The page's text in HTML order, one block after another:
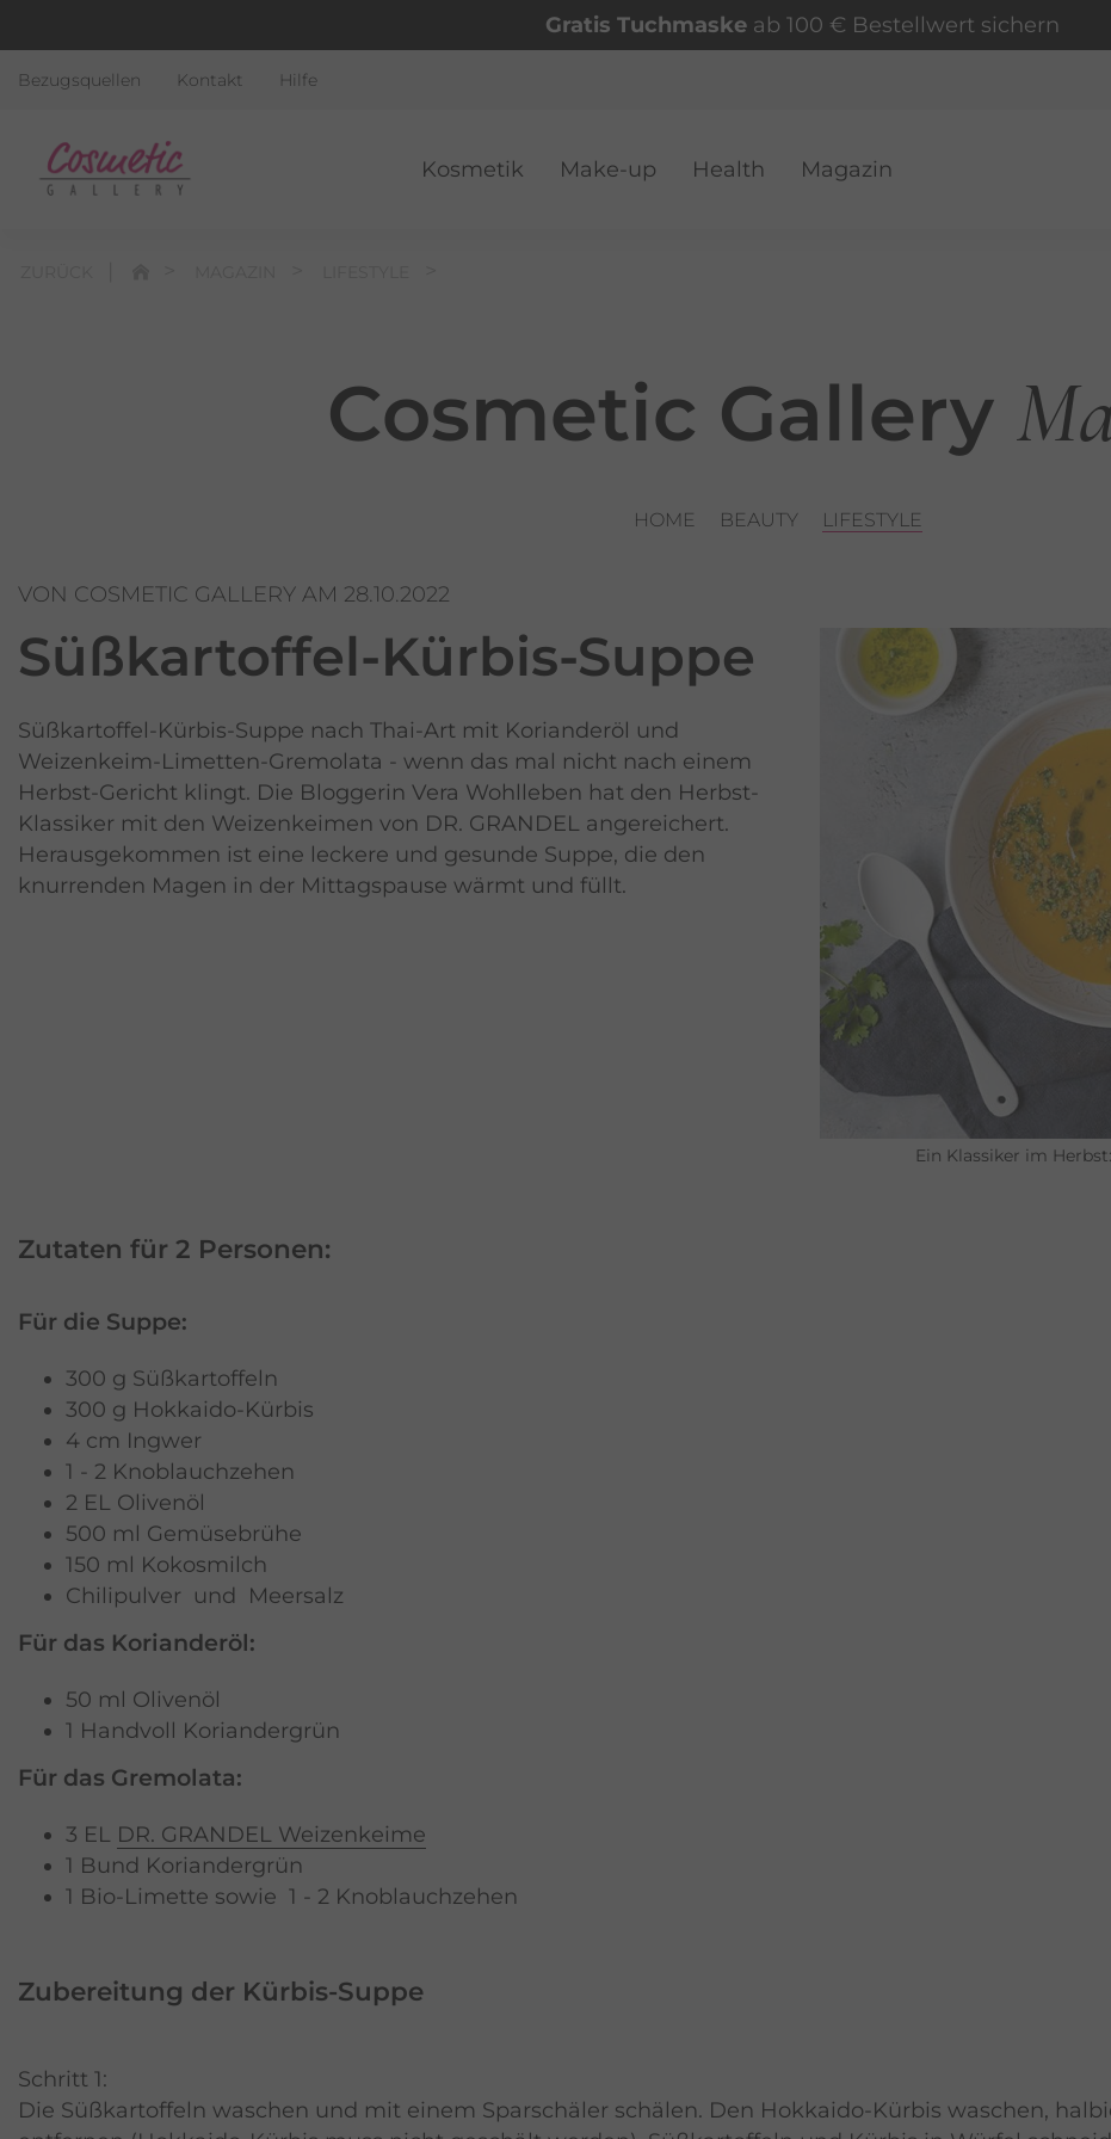
Gratis Tuchmaskeab 100 € Bestellwert sichern
Bezugsquellen Kontakt Hilfe
Kosmetik Make-up Health Magazin
Cosmetic Gallery
HOME BEAUTY LIFESTYLE
VON COSMETIC GALLERY AM 28.10.2022
Süßkartoffel-Kürbis-Suppe
Süßkartoffel-Kürbis-Suppe nach Thai-Art mit Korianderöl und
Weizenkeim-Limetten-Gremolata - wenn das mal nicht nach einem
Herbst-Gericht klingt. Die Bloggerin Vera Wohlleben hat den Herbst-
Klassiker mit den Weizenkeimen von DR. GRANDEL angereichert.
Herausgekommen ist eine leckere und gesunde Suppe, die den
knurrenden Magen in der Mittagspause wärmt und füllt.
Ein Klassiker im
Zutaten für 2 Personen:
Für die Suppe:
300 g Süßkartoffeln
300 g Hokkaido-Kürbis
4 cm Ingwer
1 - 2 Knoblauchzehen
2 EL Olivenöl
500 ml Gemüsebrühe
150 ml Kokosmilch
Chilipulver und Meersalz
Für das Korianderöl:
50 ml Olivenöl
1 Handvoll Koriandergrün
Für das Gremolata:
3 EL DR. GRANDEL Weizenkeime
1 Bund Koriandergrün
1 Bio-Limette sowie 1 - 2 Knoblauchzehen
Zubereitung der Kürbis-Suppe
Schritt 1:
Die Süßkartoffeln waschen und mit einem Sparschäler schälen. Den Hokkaido-Kürbis waschen,